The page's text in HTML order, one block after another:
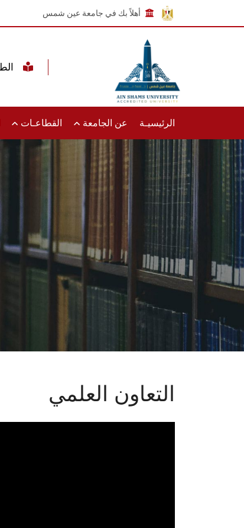
أهلاً بك في جامعة عين شمس
الرئيسيـة عن الجامعة القطاعـات
التعاون العلمي